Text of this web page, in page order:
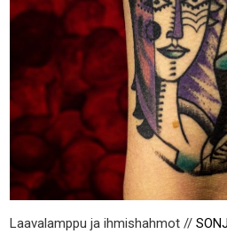
Laavalamppu ja ihmishahmot //